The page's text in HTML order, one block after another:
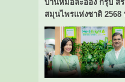
บ้านหมอละออง กรุ๊ป ส
สมุนไพรแห่งชาติ